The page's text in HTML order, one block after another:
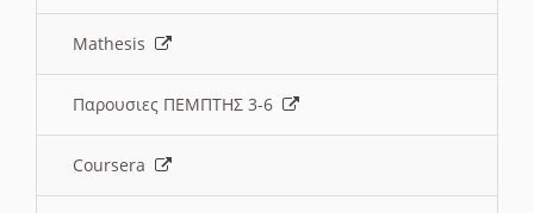
Mathesis
Παρουσιες ΠΕΜΠΤΗΣ 3-6
Coursera